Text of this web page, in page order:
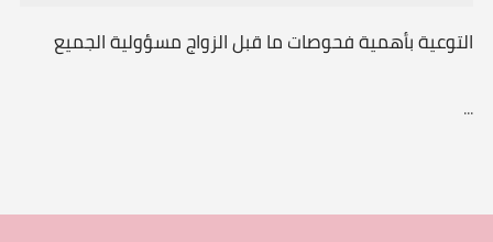
التوعية بأهمية فحوصات ما قبل الزواج مسؤولية الجميع
...